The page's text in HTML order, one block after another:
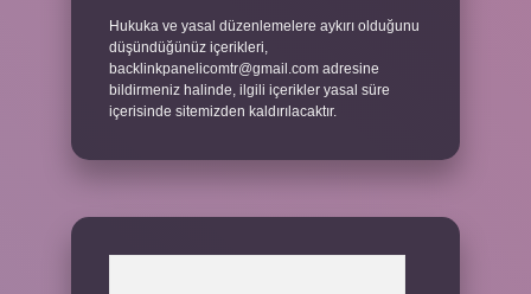
Hukuka ve yasal düzenlemelere aykırı olduğunu
düşündüğünüz içerikleri,
backlinkpanelicomtr@gmail.com adresine
bildirmeniz halinde, ilgili içerikler yasal süre
içerisinde sitemizden kaldırılacaktır.